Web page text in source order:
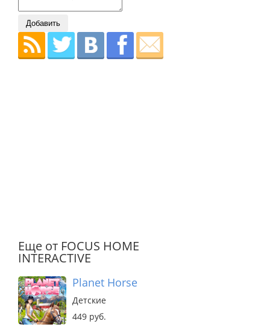
Добавить
Еще от FOCUS HOME
INTERACTIVE
Planet Horse
Детские
449 руб.